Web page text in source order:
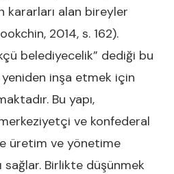
kararları alan bireyler
2014, s. 162).
belediyecelik” dediği bu
inşa etmek için
Bu yapı,
ve konfederal
üretim ve yönetime
sağlar. Birlikte düşünmek